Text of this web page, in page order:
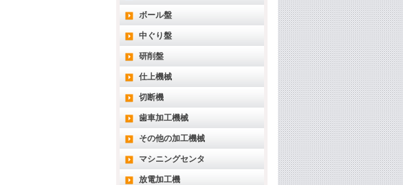
ボール盤
中ぐり盤
研削盤
仕上機械
切断機
歯車加工機械
その他の加工機械
マシニングセンタ
放電加工機